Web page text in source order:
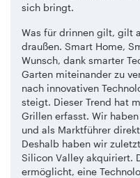
sich bringt.
Was für drinnen gilt, gilt
draußen. Smart Home,
Wunsch, dank smarter
Garten miteinander zu
nach innovativen
steigt. Dieser Trend hat
Grillen erfasst. Wir
und als Marktführer
Deshalb haben wir
Silicon Valley akquiriert.
ermöglicht, eine